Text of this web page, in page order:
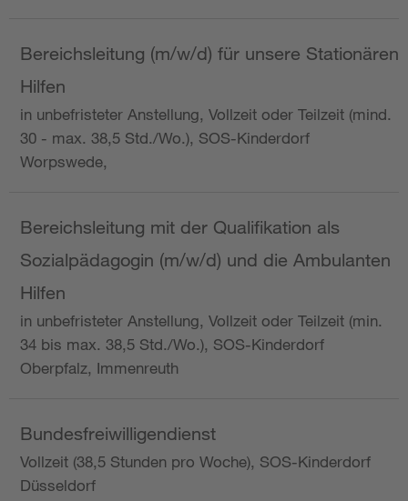
Bereichsleitung (m/w/d) für unsere Stationären
Hilfen
in unbefristeter Anstellung, Vollzeit oder Teilzeit (mind.
30 - max. 38,5 Std./Wo.), SOS-Kinderdorf
Worpswede,
Bereichsleitung mit der Qualifikation als
Sozialpädagogin (m/w/d) und die Ambulanten
Hilfen
in unbefristeter Anstellung, Vollzeit oder Teilzeit (min.
34 bis max. 38,5 Std./Wo.), SOS-Kinderdorf
Oberpfalz, Immenreuth
Bundesfreiwilligendienst
Vollzeit (38,5 Stunden pro Woche), SOS-Kinderdorf
Düsseldorf